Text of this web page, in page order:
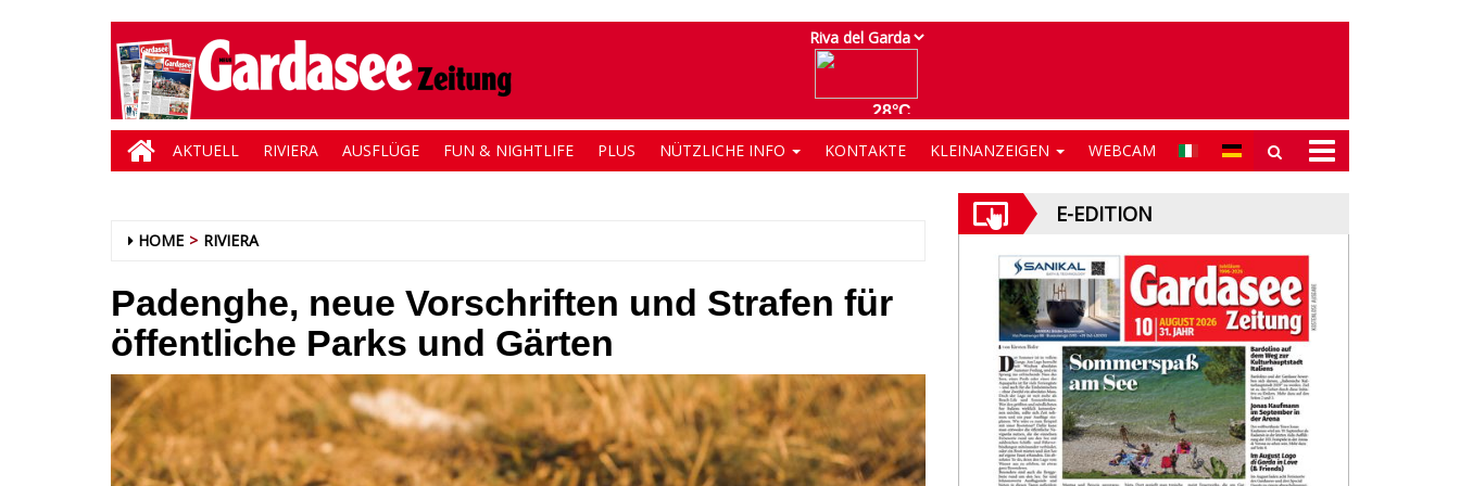
AKTUELL RIVIERA AUSFLÜGE FUN & NIGHTLIFE PLUS NÜTZLICHE INFO KONTAKTE KLEINANZEIGEN WEBCAM
HOME RIVIERA
Padenghe, neue Vorschriften und Strafen für
öffentliche Parks und Gärten
E-EDITION